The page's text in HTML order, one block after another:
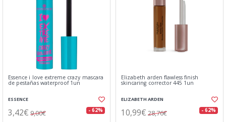
Essence i love extreme crazy mascara
de pestañas waterproof 1un
ESSENCE
3,42€ 9,00€ - 62%
Elizabeth arden flawless finish
skincaring corrector 445 1un
ELIZABETH ARDEN
10,99€ 28,76€ - 62%